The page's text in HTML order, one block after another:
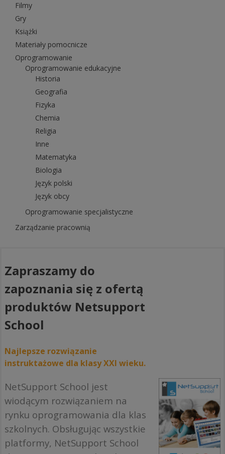
Filmy
Gry
Książki
Materiały pomocnicze
Oprogramowanie
Oprogramowanie edukacyjne
Historia
Geografia
Fizyka
Chemia
Religia
Inne
Matematyka
Biologia
Język polski
Język obcy
Oprogramowanie specjalistyczne
Zarządzanie pracownią
Zapraszamy do
zapoznania się z ofertą
produktów Netsupport
School
Najlepsze rozwiązanie
instruktażowe dla klasy XXI wieku.
NetSupport School jest
wiodącym rozwiązaniem na
rynku oprogramowania dla klas
szkolnych. Obsługując wszystkie
platformy, NetSupport School